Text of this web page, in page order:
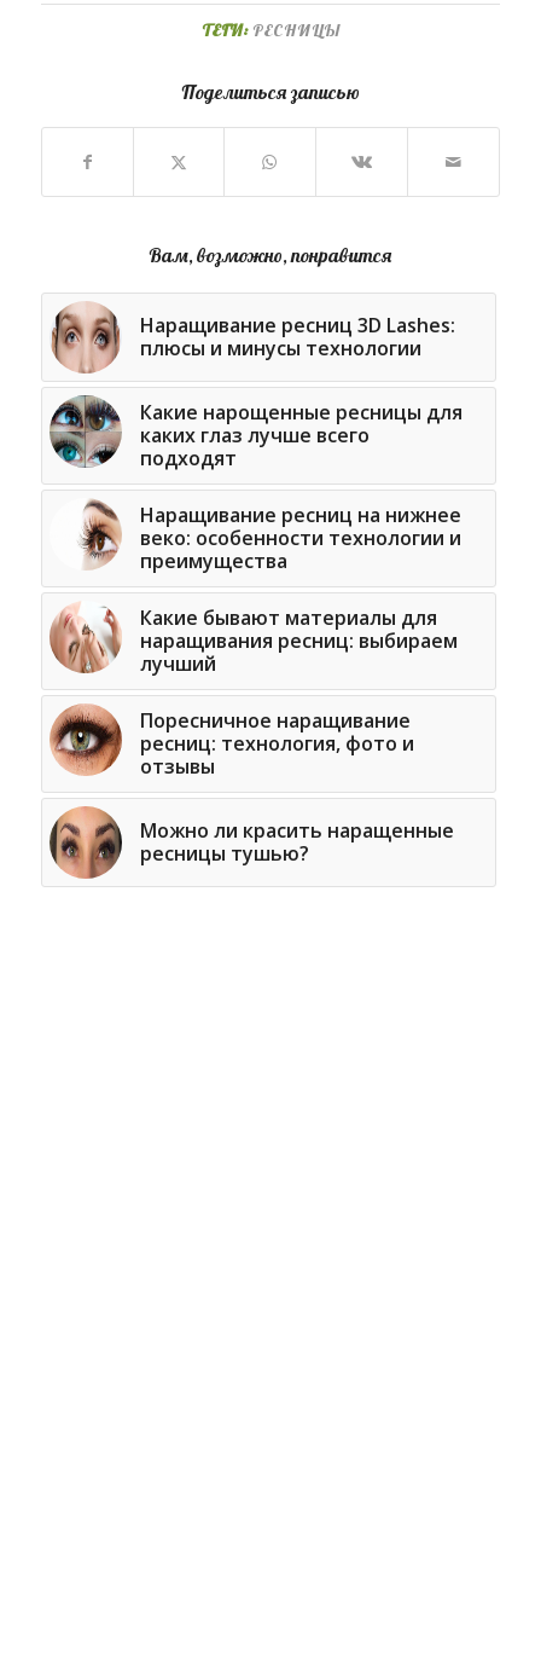
ТЕГИ: РЕСНИЦЫ
Поделиться записью
Вам, возможно, понравится
Наращивание ресниц 3D Lashes:
плюсы и минусы технологии
Какие нарощенные ресницы для
каких глаз лучше всего
подходят
Наращивание ресниц на нижнее
веко: особенности технологии и
преимущества
Какие бывают материалы для
наращивания ресниц: выбираем
лучший
Поресничное наращивание
ресниц: технология, фото и
отзывы
Можно ли красить наращенные
ресницы тушью?